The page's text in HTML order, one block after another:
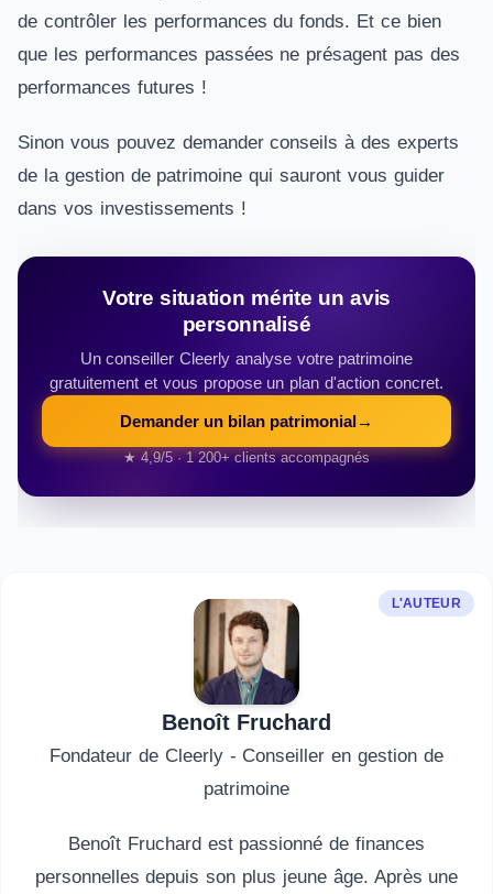
de contrôler les performances du fonds. Et ce bien
que les performances passées ne présagent pas des
performances futures !
Sinon vous pouvez demander conseils à des experts
de la gestion de patrimoine qui sauront vous guider
dans vos investissements !
Votre situation mérite un avis
personnalisé
Un conseiller Cleerly analyse votre patrimoine
gratuitement et vous propose un plan d'action concret.
Demander un bilan patrimonial→
★ 4,9/5 · 1 200+ clients accompagnés
L'AUTEUR
Benoît Fruchard
Fondateur de Cleerly - Conseiller en gestion de
patrimoine
Benoît Fruchard est passionné de finances
personnelles depuis son plus jeune âge. Après une